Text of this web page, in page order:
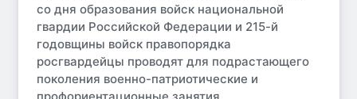
со дня образования войск национальной
гвардии Российской Федерации и 215-й
годовщины войск правопорядка
росгвардейцы проводят для подрастающего
поколения военно-патриотические и